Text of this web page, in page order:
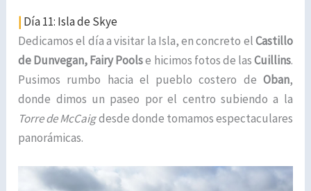
| Día 11: Isla de Skye
Dedicamos el día a visitar la Isla, en concreto elCastillo
de Dunvegan, Fairy Poolse hicimos fotos de lasCuillins.
Pusimos rumbo hacia el pueblo costero de Oban,
donde dimos un paseo por el centro subiendo a la
Torre de McCaigdesde donde tomamos espectaculares
panorámicas.